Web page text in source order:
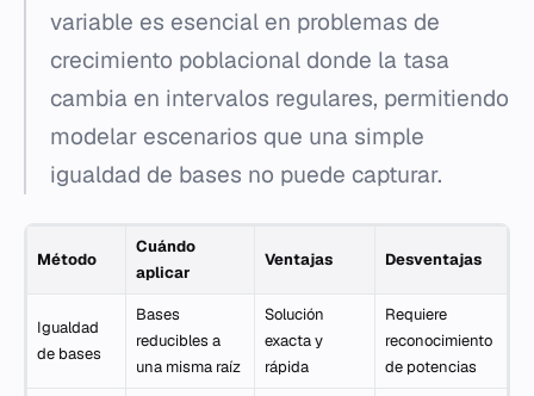
variable es esencial en problemas de
crecimiento poblacional donde la tasa
cambia en intervalos regulares, permitiendo
modelar escenarios que una simple
igualdad de bases no puede capturar.
Método
Cuándo
aplicar
Ventajas Desventajas
Igualdad
de bases
Bases
reducibles a
una misma raíz
Solución
exacta y
rápida
Requiere
reconocimiento
de potencias